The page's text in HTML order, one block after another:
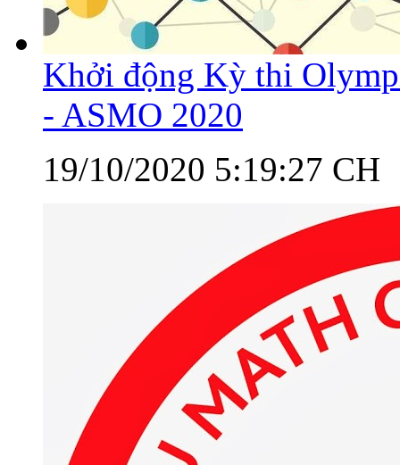
Khởi động Kỳ thi
- ASMO 2020
19/10/2020 5:19:27 CH